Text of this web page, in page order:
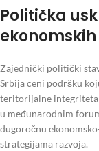
Politička
Zajednički politički
Srbija ceni podršku
teritorijalne integriteta
u međunarodnim
dugoročnu
strategijama razvoja.